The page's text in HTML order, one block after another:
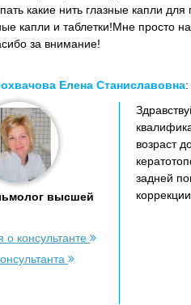
какие нить глазные капли
капли и таблетки!Мне просто
за внимание!
Елена Станиславовна:
высшей
консультанте
возраст
задней